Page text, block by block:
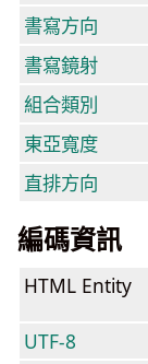
書寫方向
書寫鏡射
組合類別
東亞寬度
直排方向
編碼資訊
HTML Entity
UTF-8